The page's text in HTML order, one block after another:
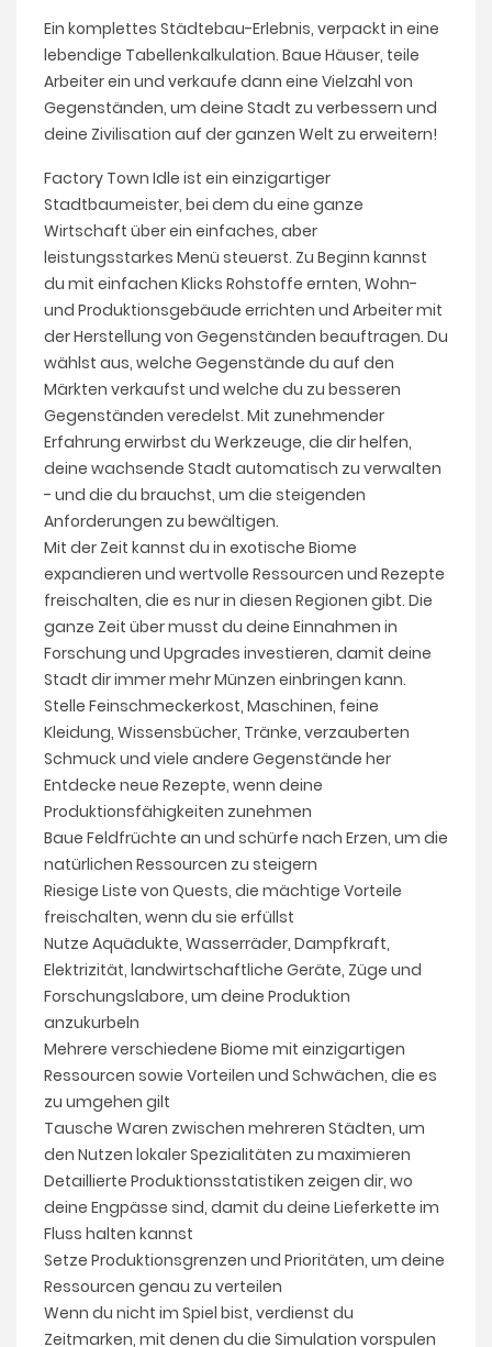
Ein komplettes Städtebau-Erlebnis, verpackt in eine
lebendige Tabellenkalkulation. Baue Häuser, teile
Arbeiter ein und verkaufe dann eine Vielzahl von
Gegenständen, um deine Stadt zu verbessern und
deine Zivilisation auf der ganzen Welt zu erweitern!
Factory Town Idle ist ein einzigartiger
Stadtbaumeister, bei dem du eine ganze
Wirtschaft über ein einfaches, aber
leistungsstarkes Menü steuerst. Zu Beginn kannst
du mit einfachen Klicks Rohstoffe ernten, Wohn-
und Produktionsgebäude errichten und Arbeiter mit
der Herstellung von Gegenständen beauftragen. Du
wählst aus, welche Gegenstände du auf den
Märkten verkaufst und welche du zu besseren
Gegenständen veredelst. Mit zunehmender
Erfahrung erwirbst du Werkzeuge, die dir helfen,
deine wachsende Stadt automatisch zu verwalten
- und die du brauchst, um die steigenden
Anforderungen zu bewältigen.
Mit der Zeit kannst du in exotische Biome
expandieren und wertvolle Ressourcen und Rezepte
freischalten, die es nur in diesen Regionen gibt. Die
ganze Zeit über musst du deine Einnahmen in
Forschung und Upgrades investieren, damit deine
Stadt dir immer mehr Münzen einbringen kann.
Stelle Feinschmeckerkost, Maschinen, feine
Kleidung, Wissensbücher, Tränke, verzauberten
Schmuck und viele andere Gegenstände her
Entdecke neue Rezepte, wenn deine
Produktionsfähigkeiten zunehmen
Baue Feldfrüchte an und schürfe nach Erzen, um die
natürlichen Ressourcen zu steigern
Riesige Liste von Quests, die mächtige Vorteile
freischalten, wenn du sie erfüllst
Nutze Aquädukte, Wasserräder, Dampfkraft,
Elektrizität, landwirtschaftliche Geräte, Züge und
Forschungslabore, um deine Produktion
anzukurbeln
Mehrere verschiedene Biome mit einzigartigen
Ressourcen sowie Vorteilen und Schwächen, die es
zu umgehen gilt
Tausche Waren zwischen mehreren Städten, um
den Nutzen lokaler Spezialitäten zu maximieren
Detaillierte Produktionsstatistiken zeigen dir, wo
deine Engpässe sind, damit du deine Lieferkette im
Fluss halten kannst
Setze Produktionsgrenzen und Prioritäten, um deine
Ressourcen genau zu verteilen
Wenn du nicht im Spiel bist, verdienst du
Zeitmarken, mit denen du die Simulation vorspulen